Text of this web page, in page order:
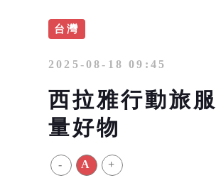
台灣
2025-08-18 09:45
西拉雅行動旅
量好物
- A +